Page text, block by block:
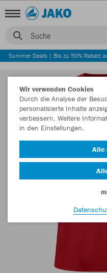
Suche
Summer Deals | Bis zu 50% Rabatt
Wir verwenden Cookies
Durch die Analyse der
personalisierte Inhalte
verbessern. Weitere
in den Einstellungen.
Alle